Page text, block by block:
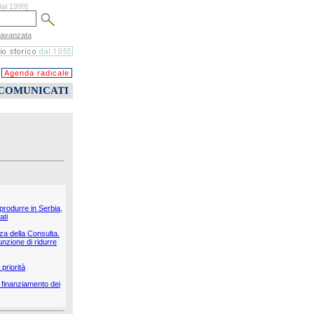
1999]
Agenda radicale
in Serbia,
della Consulta.
di ridurre
priorità
dei